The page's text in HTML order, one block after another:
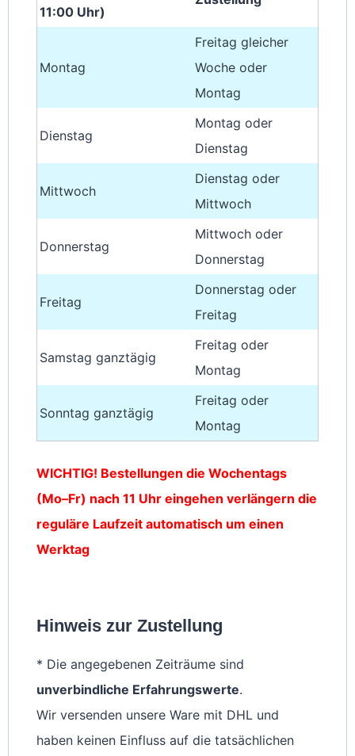
11:00 Uhr)
Montag
Freitag gleicher
Woche oder
Montag
Dienstag
Montag oder
Dienstag
Mittwoch
Dienstag oder
Mittwoch
Donnerstag
Mittwoch oder
Donnerstag
Freitag
Donnerstag oder
Freitag
Samstag ganztägig
Freitag oder
Montag
Sonntag ganztägig
Freitag oder
Montag
WICHTIG! Bestellungen die Wochentags
(Mo–Fr) nach 11 Uhr eingehen verlängern die
reguläre Laufzeit automatisch um einen
Werktag
Hinweis zur Zustellung
* Die angegebenen Zeiträume sind
unverbindliche Erfahrungswerte.
Wir versenden unsere Ware mit DHL und
haben keinen Einfluss auf die tatsächlichen